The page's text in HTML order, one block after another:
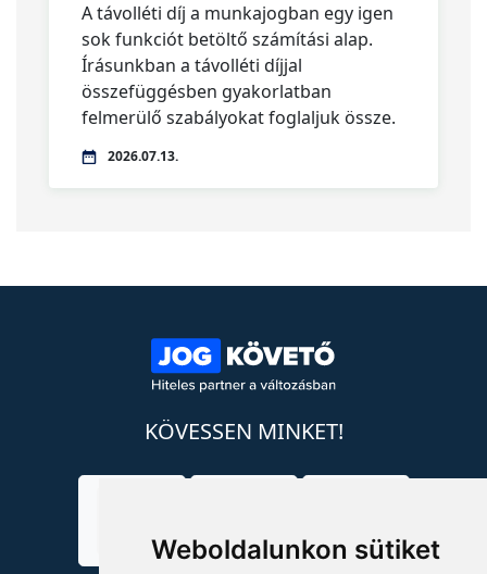
Weboldalunkon sütiket
A távolléti díj a munkajogban egy igen
sok funkciót betöltő számítási alap.
Írásunkban a távolléti díjjal
összefüggésben gyakorlatban
felmerülő szabályokat foglaljuk össze.
2026.07.13.
KÖVESSEN MINKET!